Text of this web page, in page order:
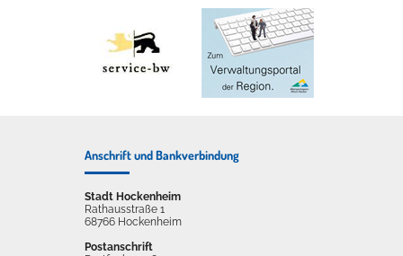
Anschrift und Bankverbindung
Stadt Hockenheim
Rathausstraße 1
68766 Hockenheim
Postanschrift